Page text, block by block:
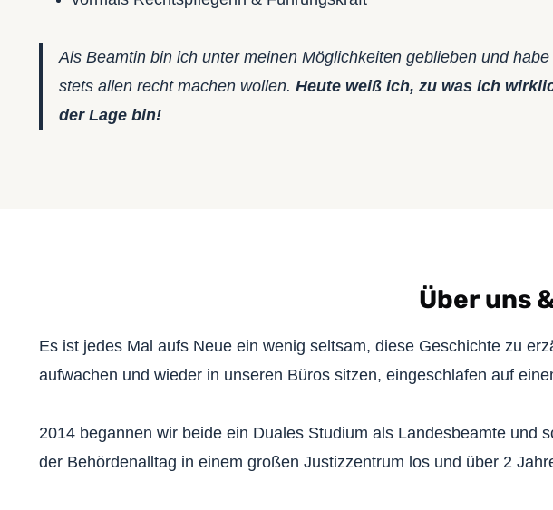
Als Beamtin bin ich unter meinen Möglichkeiten geblieben und habe
stets allen recht machen wollen. Heute weiß ich, zu was ich
der Lage bin!
Über uns
Es ist jedes Mal aufs Neue ein wenig seltsam, diese Geschichte zu
aufwachen und wieder in unseren Büros sitzen, eingeschlafen auf
2014 begannen wir beide ein Duales Studium als Landesbeamte und
der Behördenalltag in einem großen Justizzentrum los und über 2